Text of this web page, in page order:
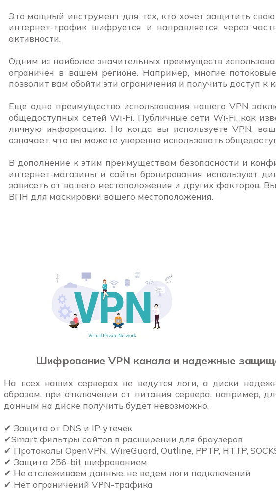
Это мощный инструмент для тех, кто хочет защитить
интернет-трафик шифруется и направляется через
активности.
Одним из наиболее значительных преимуществ
ограничен в вашем регионе. Например, многие
позволит вам обойти эти ограничения и получить доступ к
Еще одно преимущество использования нашего VPN
общедоступных сетей Wi-Fi. Публичные сети Wi-Fi, как
личную информацию. Но когда вы используете VPN,
означает, что вы можете уверенно использовать
В дополнение к этим преимуществам безопасности и
интернет-магазины и сайты бронирования используют
зависеть от вашего местоположения и других факторов.
ВПН для маскировки вашего местоположения.
Шифрование VPN канала и надежные
На всех наших серверах не ведутся логи, а диски
образом, при отключении от питания сервера, например,
данным на диске получить будет невозможно.
✔ Защита от DNS и IP-утечек
✔Smart фильтры сайтов в расширении для браузеров
✔ Протоколы OpenVPN, WireGuard, Outline, PPTP, HTTP,
✔ Защита 256-bit шифрованием
✔ Не отслеживаем данные, не ведем логи подключений
✔ Нет ограничений VPN-трафика